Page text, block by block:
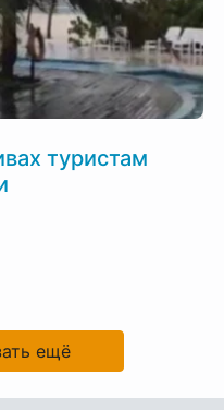
туристам
ещё